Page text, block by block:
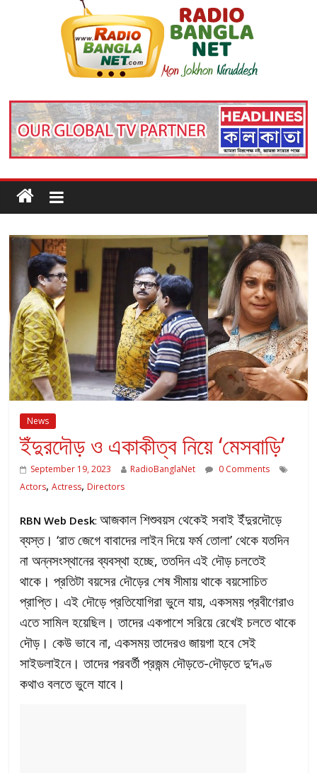
News
ইঁদুরদৌড় ও একাকীত্ব নিয়ে ‘মেসবাড়ি’
September 19, 2023 RadioBanglaNet
0 Comments
Actors,Actress, Directors
RBN Web Desk:আজকাল শিশুবয়স থেকেই সবাই ইঁদুরদৌড়ে
ব্যস্ত। ‘রাত জেগে বাবাদের লাইন দিয়ে ফর্ম তোলা’ থেকে যতদিন
না অন্নসংস্থানের ব্যবস্থা হচ্ছে, ততদিন এই দৌড় চলতেই
থাকে। প্রতিটা বয়সের দৌড়ের শেষ সীমায় থাকে বয়সোচিত
প্রাপ্তি। এই দৌড়ে প্রতিযোগিরা ভুলে যায়, একসময় প্রবীণেরাও
এতে সামিল হয়েছিল। তাদের একপাশে সরিয়ে রেখেই চলতে থাকে
দৌড়। কেউ ভাবে না, একসময় তাদেরও জায়গা হবে সেই
সাইডলাইনে। তাদের পরবর্তী প্রজন্ম দৌড়তে-দৌড়তে দু’দণ্ড
কথাও বলতে ভুলে যাবে।